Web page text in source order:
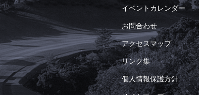
イベントカレンダー
お問合わせ
アクセスマップ
リンク集
個人情報保護方針